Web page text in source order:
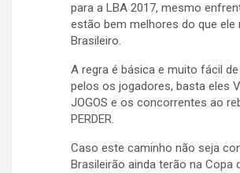
para a LBA 2017, mesmo
estão bem melhores do que ele
Brasileiro.
A regra é básica e muito fácil
pelos os jogadores, basta eles
JOGOS e os concorrentes ao
PERDER.
Caso este caminho não seja
Brasileirão ainda terão na Copa